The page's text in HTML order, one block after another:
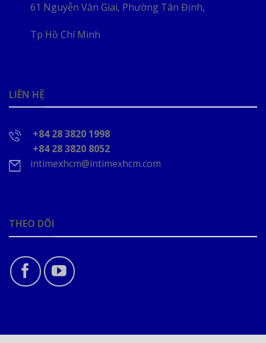
61 Nguyễn Văn Giai, Phường Tân Định,
Tp Hồ Chí Minh
LIÊN HỆ
+84 28 3820 1998
+84 28 3820 8052
intimexhcm@intimexhcm.com
THEO DÕI